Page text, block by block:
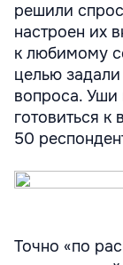
решили
настроен их
к любимому
целью
вопроса. Уши
готовиться к
50
Точно «по